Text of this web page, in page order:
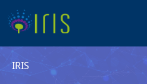
IRIS